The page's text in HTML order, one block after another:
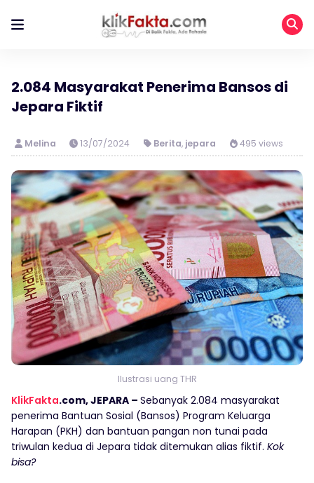
2.084 Masyarakat Penerima Bansos di
Jepara Fiktif
Melina 13/07/2024 Berita, jepara 495 views
Ilustrasi uang THR
KlikFakta.com, JEPARA – Sebanyak 2.084 masyarakat
penerima Bantuan Sosial (Bansos) Program Keluarga
Harapan (PKH) dan bantuan pangan non tunai pada
triwulan kedua di Jepara tidak ditemukan alias fiktif. Kok
bisa?